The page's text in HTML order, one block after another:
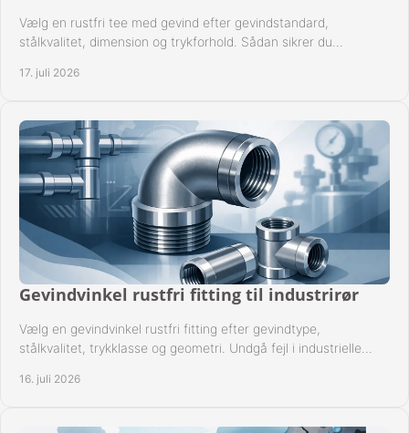
Vælg en rustfri tee med gevind efter gevindstandard,
stålkvalitet, dimension og trykforhold. Sådan sikrer du
17. juli 2026
Gevindvinkel rustfri fitting til industrirør
Vælg en gevindvinkel rustfri fitting efter gevindtype,
stålkvalitet, trykklasse og geometri. Undgå fejl i industrielle
16. juli 2026